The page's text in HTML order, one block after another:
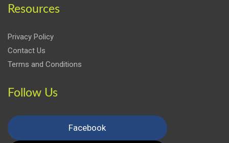
Resources
Privacy Policy
Contact Us
Terms and Conditions
Follow Us
Facebook